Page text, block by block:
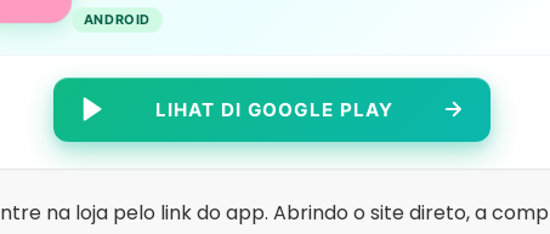
que aparece como “presente garantido” em página de
próprias e mantém uma área de teste de produtos
em troca de avaliação — masas regras, a